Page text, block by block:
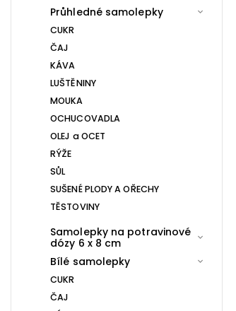
Průhledné samolepky
CUKR
ČAJ
KÁVA
LUŠTĚNINY
MOUKA
OCHUCOVADLA
OLEJ a OCET
RÝŽE
SŮL
SUŠENÉ PLODY A OŘECHY
TĚSTOVINY
Samolepky na potravinové
dózy 6 x 8 cm
Bílé samolepky
CUKR
ČAJ